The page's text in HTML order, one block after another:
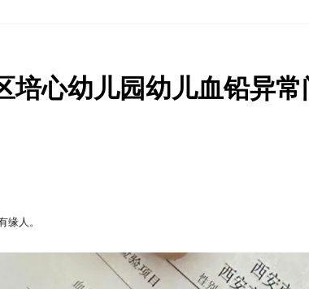
培心幼儿园幼儿血铅异
缘人。